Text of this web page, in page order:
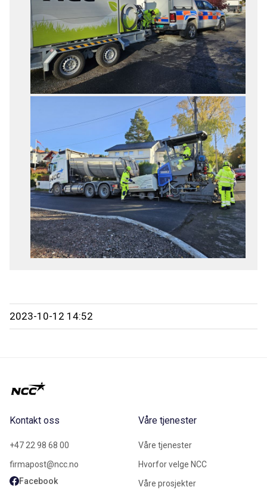
2023-10-12 14:52
Kontakt oss
+47 22 98 68 00
firmapost@ncc.no
Facebook
Våre tjenester
Våre tjenester
Hvorfor velge NCC
Våre prosjekter